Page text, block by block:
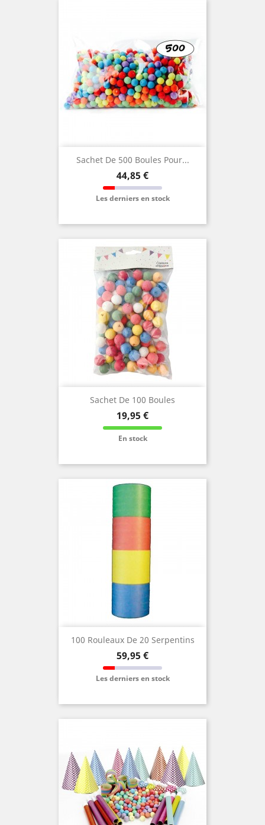
Sachet De 500 Boules Pour...
Prix
44,85 €
Les derniers en stock
Sachet De 100 Boules
Prix
19,95 €
En stock
100 Rouleaux De 20 Serpentins
Prix
59,95 €
Les derniers en stock